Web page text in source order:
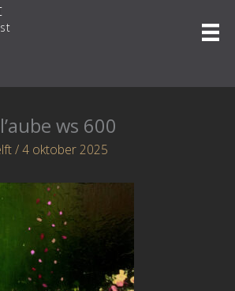
ws 600
/4 oktober 2025